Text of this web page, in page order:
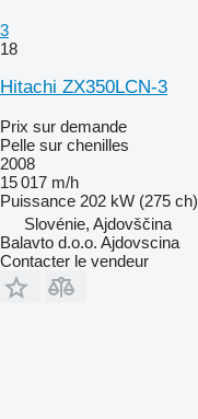
3
18
Hitachi ZX350LCN-3
Prix sur demande
Pelle sur chenilles
2008
15 017 m/h
Puissance 202 kW (275 ch)
Slovénie, Ajdovščina
Balavto d.o.o. Ajdovscina
Contacter le vendeur